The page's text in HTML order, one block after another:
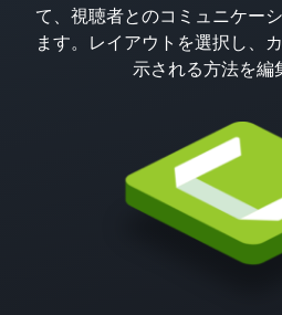
て、視聴者とのコミュニケー
ます。レイアウトを選択し、
示される方法を編